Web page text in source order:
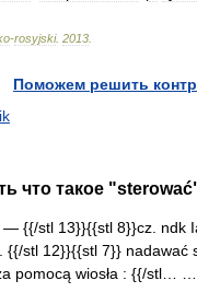
-rosyjski. 2013
Поможем решить
что такое
— {{/stl 13}}{{stl 8}}cz. ndk
{{/stl 12}}{{stl 7}} nadawać
pomocą wiosła : {{/stl…